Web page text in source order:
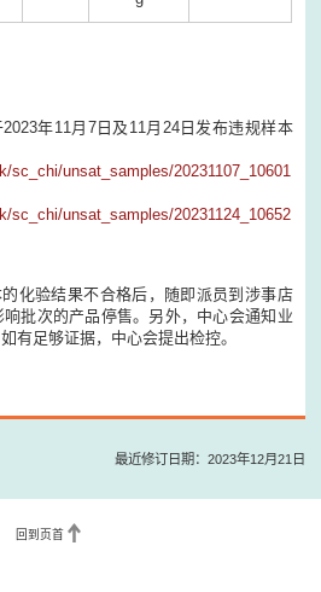
年11月7日及11月24日发布违规样本
sc_chi/unsat_samples/20231107_10601
sc_chi/unsat_samples/20231124_10652
化验结果不合格后，随即派员到涉事店
批次的产品停售。另外，中心会通知业
有足够证据，中心会提出检控。
最近修订日期：2023年12月21日
回到页首